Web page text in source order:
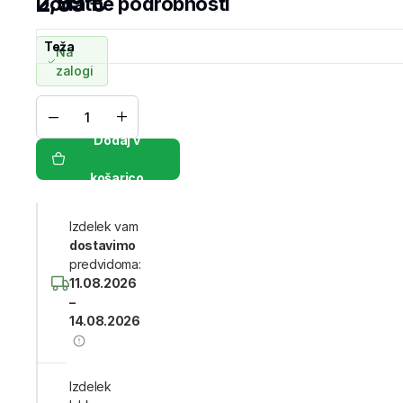
Na
zalogi
Dodaj v
košarico
Izdelek vam
dostavimo
predvidoma:
11.08.2026
–
14.08.2026
Izdelek
Teža